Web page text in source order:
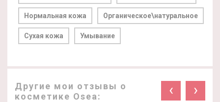
Нормальная кожа Органическое\натуральное
Сухая кожа Умывание
Другие мои отзывы о
косметике Osea:
‹ ›